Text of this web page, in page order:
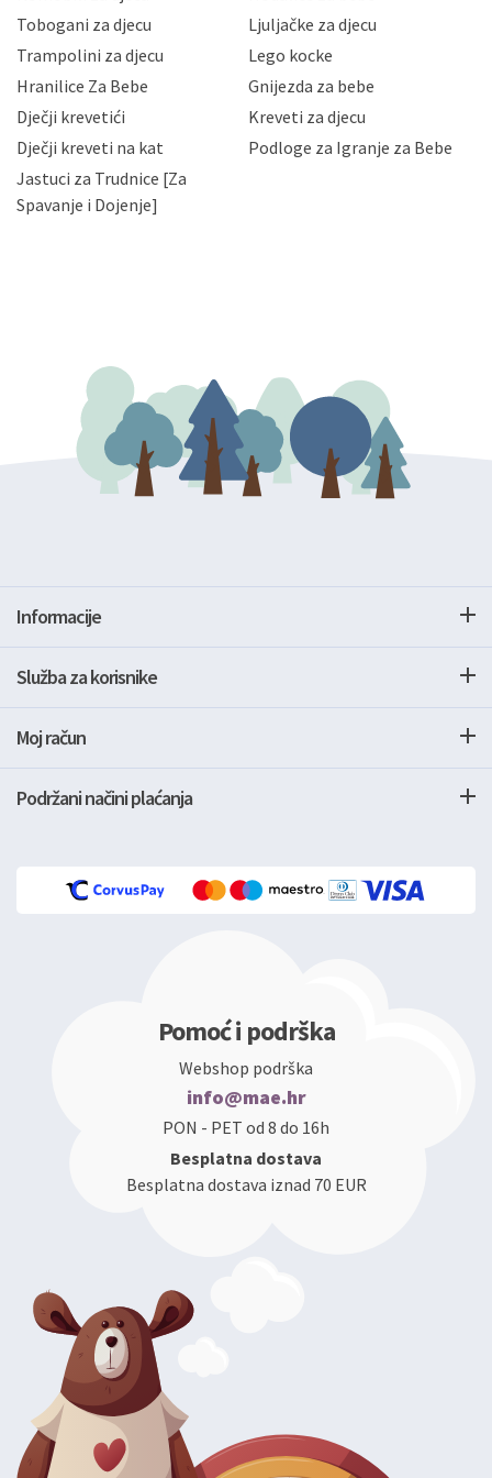
Vaših osobnih podataka te omogućava pristup i
priopćavanje osobnih podataka samo onim svojim
zaposlenicima kojima su isti potrebni radi provedbe
slučajevima koji su dozvoljeni zakonima. Napominjemo
da možete u svako doba, u potpunosti ili djelomice,
zatražiti prestanak aktivnosti obrade Vaših osobnih
podataka. Opoziv privole možete podnijeti poštom na
gore navedenu adresu ili e-mailom na adresu:
Tobogani za djecu
Ljuljačke za djecu
Trampolini za djecu
Lego kocke
Hranilice Za Bebe
Gnijezda za bebe
Dječji krevetići
Kreveti za djecu
Dječji kreveti na kat
Podloge za Igranje za Bebe
Jastuci za Trudnice [Za
Spavanje i Dojenje]
Informacije
Služba za korisnike
Moj račun
Podržani načini plaćanja
Pomoć i podrška
Webshop podrška
info@mae.hr
PON - PET od 8 do 16h
Besplatna dostava
Besplatna dostava iznad 70 EUR